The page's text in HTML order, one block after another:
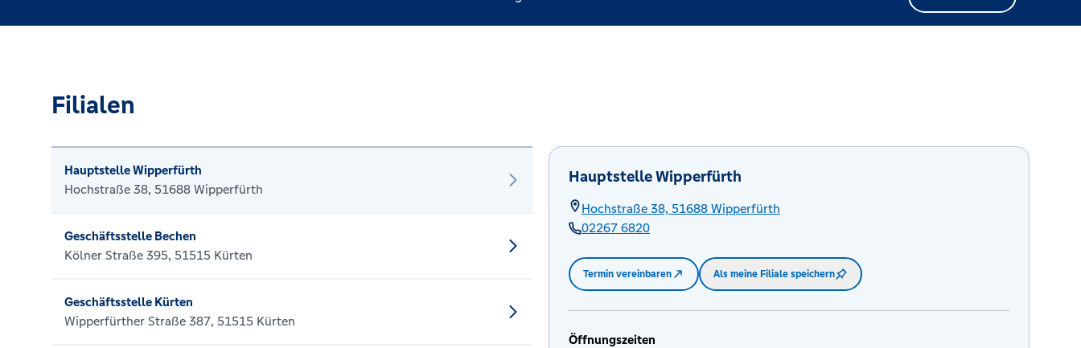
Filialen
Hauptstelle Wipperfürth
Hochstraße 38, 51688 Wipperfürth
Geschäftsstelle Bechen
Kölner Straße 395, 51515 Kürten
Geschäftsstelle Kürten
Wipperfürther Straße 387, 51515 Kürten
Hauptstelle Wipperfürth
Hochstraße 38, 51688 Wipperfürth
02267 6820
Termin vereinbaren Als meine Filiale speichern
Öffnungszeiten